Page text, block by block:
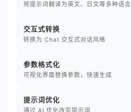
将提示词翻译为英文、日文等多种语言
交互式转换
转换为 Chat 交互式对话风格
参数格式化
可视化界面替换参数，快速生成
提示词优化
通过 AI 优化改写提示词